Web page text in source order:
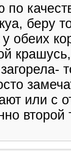
беру
обеих
или с
второй